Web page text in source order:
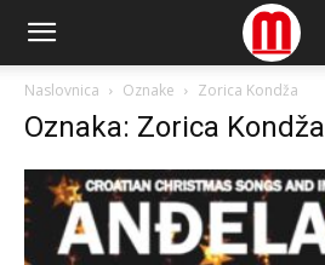
Naslovnica Oznake Zorica Kondža
Oznaka: Zorica Kondža